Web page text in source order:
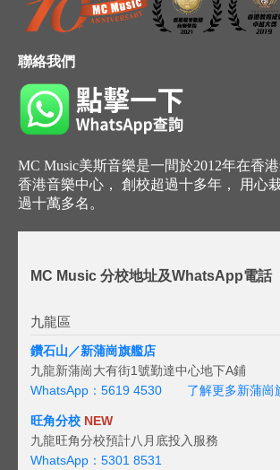
聯絡我們
MC Music美斯音樂是一間於2012年在香
香港音樂中心， 創校超過十多年， 用心
過十萬多名。
MC Music 分校地址及WhatsApp電話
九龍區
鑽石山／新蒲崗旗艦店
九龍新蒲崗大有街1號勤達中心地下A鋪
WhatsApp：5619 4530
了解更多新蒲崗
旺角分校 NEW
九龍旺角分校預計八月底投入服務
WhatsApp：5301 8531